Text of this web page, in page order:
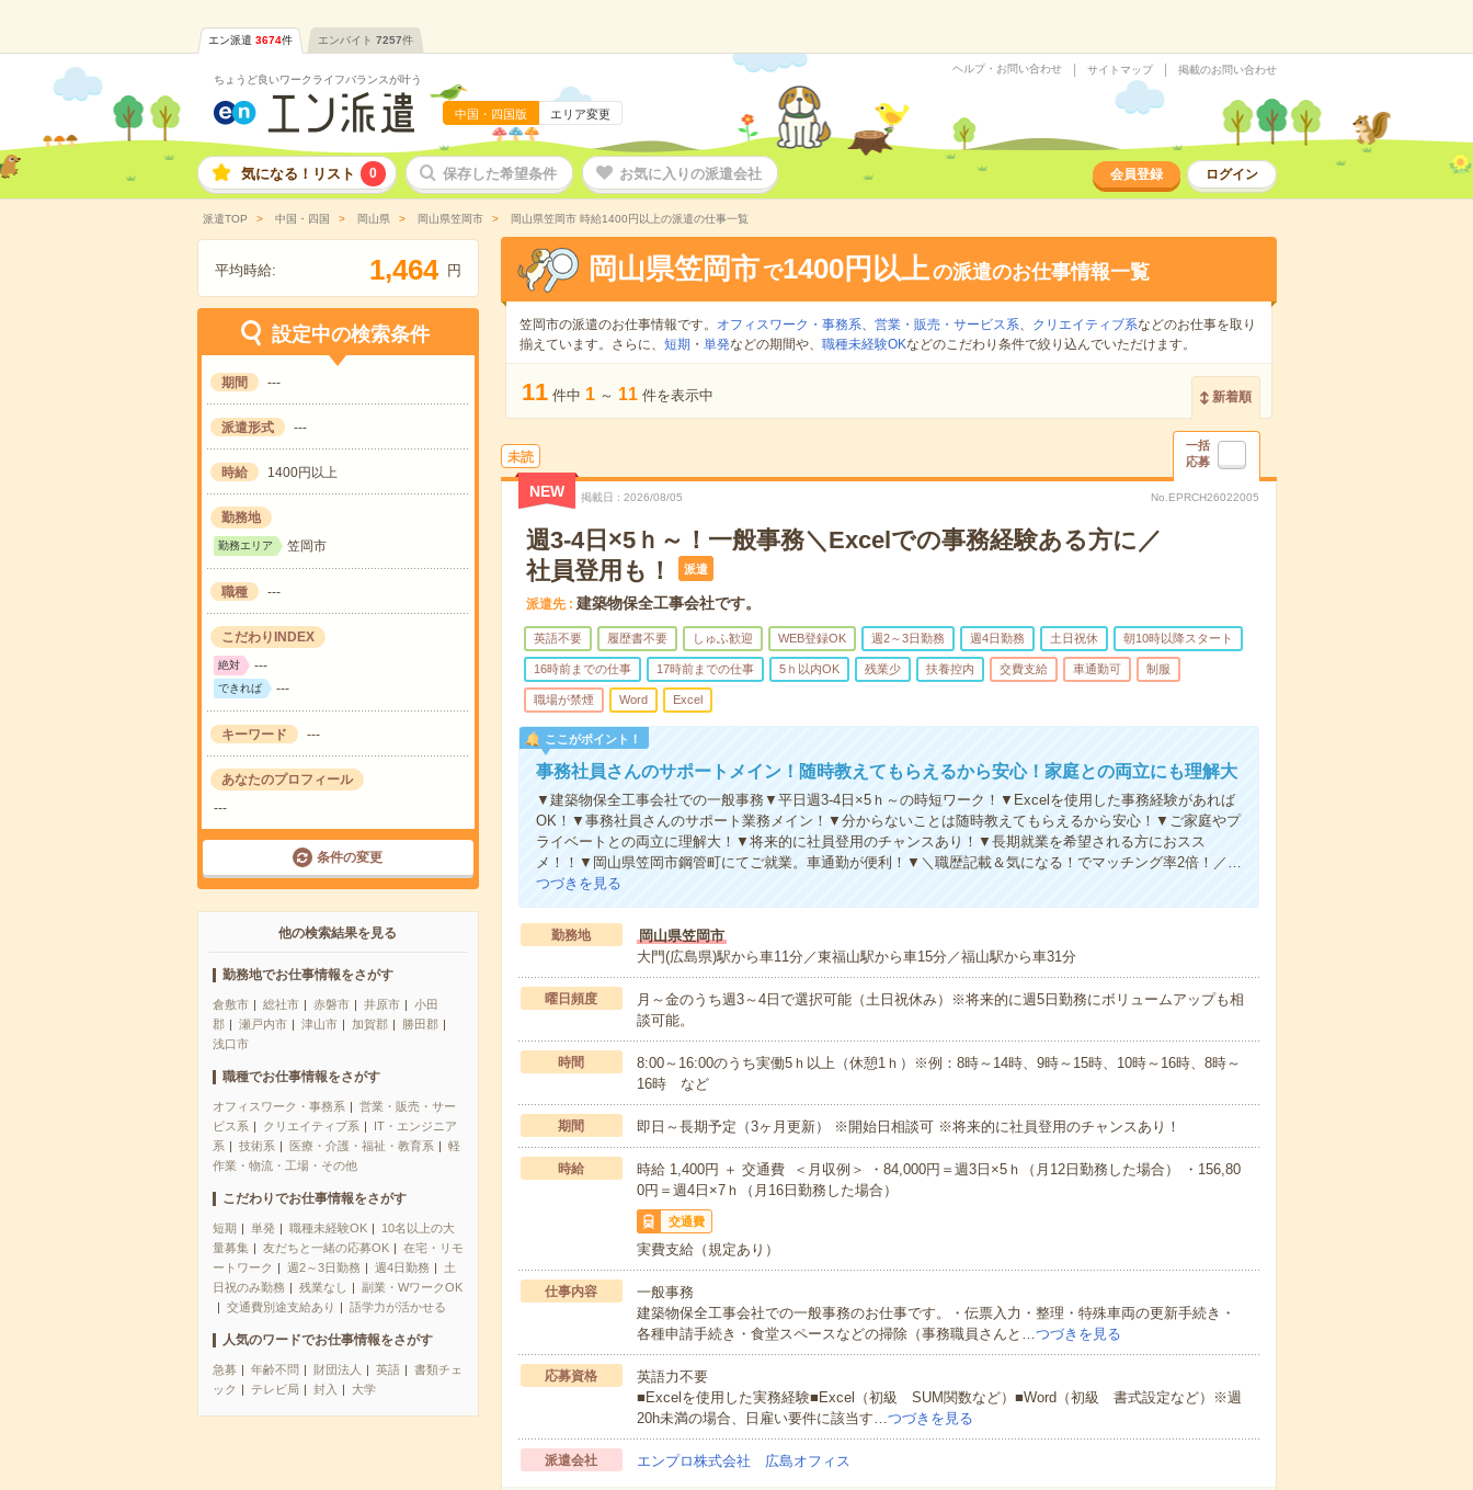
エン派遣 3674件 エンバイト 7257件
ちょうど良いワークライフバランスが叶う
中国・四国版 エリア変更
ヘルプ・お問い合わせ サイトマップ 掲載のお問い合わせ
気になる！リスト 0 保存した希望条件 お気に入りの派遣会社 会員登録 ログイン
派遣TOP 中国・四国 岡山県 岡山県笠岡市 岡山県笠岡市 時給1400円以上の派遣の仕事一覧
平均時給: 1,464 円
設定中の検索条件
期間 ---
派遣形式 ---
時給 1400円以上
勤務地
勤務エリア 笠岡市
職種 ---
こだわりINDEX
絶対 ---
できれば ---
キーワード ---
あなたのプロフィール
---
条件の変更
他の検索結果を見る
勤務地でお仕事情報をさがす
倉敷市 総社市 赤磐市 井原市
小田
郡
瀬戸内市 津山市 加賀郡
勝田郡
浅口市
職種でお仕事情報をさがす
オフィスワーク・事務系
営業・販売・サー
ビス系
クリエイティブ系
IT・エンジニア
系
技術系 医療・介護・福祉・教育系
軽
作業・物流・工場・その他
こだわりでお仕事情報をさがす
短期 単発 職種未経験OK
10名以上の大
量募集
友だちと一緒の応募OK
在宅・リモ
ートワーク
週2～3日勤務 週4日勤務
土
日祝のみ勤務
残業なし
副業・WワークOK
交通費別途支給あり
語学力が活かせる
人気のワードでお仕事情報をさがす
急募 年齢不問 財団法人 英語
書類チェ
ック
テレビ局 封入 大学
岡山県笠岡市 で1400円以上の派遣のお仕事情報一覧
笠岡市の派遣のお仕事情報です。 オフィスワーク・事務系、 営業・販売・サービス系、 クリエイティブ系などのお仕事を取り
揃えています。さらに、 短期 ・ 単発などの期間や、 職種未経験OKなどのこだわり条件で絞り込んでいただけます。
11 件中 1 ～ 11 件を表示中 新着順
未読
一括
応募
NEW 掲載日 2026/08/05 No.EPRCH26022005
週3-4日×5ｈ～！一般事務＼Excelでの事務経験ある方に／
社員登用も！
派遣
派遣先 建築物保全工事会社です。
英語不要 履歴書不要 しゅふ歓迎 WEB登録OK 週2～3日勤務 週4日勤務 土日祝休 朝10時以降スタート
16時前までの仕事 17時前までの仕事 5ｈ以内OK 残業少 扶養控内 交費支給 車通勤可 制服
職場が禁煙 Word Excel
ここがポイント！
事務社員さんのサポートメイン！随時教えてもらえるから安心！家庭との両立にも理解大
▼建築物保全工事会社での一般事務▼平日週3-4日×5ｈ～の時短ワーク！▼Excelを使用した事務経験があれば
OK！▼事務社員さんのサポート業務メイン！▼分からないことは随時教えてもらえるから安心！▼ご家庭やプ
ライベートとの両立に理解大！▼将来的に社員登用のチャンスあり！▼長期就業を希望される方におスス
メ！！▼岡山県笠岡市鋼管町にてご就業。車通勤が便利！▼＼職歴記載＆気になる！でマッチング率2倍！／…
つづきを見る
勤務地
岡山県笠岡市
大門(広島県)駅から車11分／東福山駅から車15分／福山駅から車31分
曜日頻度
月～金のうち週3～4日で選択可能（土日祝休み）※将来的に週5日勤務にボリュームアップも相
談可能。
時間
8:00～16:00のうち実働5ｈ以上（休憩1ｈ）※例：8時～14時、9時～15時、10時～16時、8時～
16時 など
期間 即日～長期予定（3ヶ月更新） ※開始日相談可 ※将来的に社員登用のチャンスあり！
時給
時給 1,400円 ＋ 交通費 ＜月収例＞ ・84,000円＝週3日×5ｈ（月12日勤務した場合） ・156,80
0円＝週4日×7ｈ（月16日勤務した場合）
交通費
実費支給（規定あり）
仕事内容
一般事務
建築物保全工事会社での一般事務のお仕事です。・伝票入力・整理・特殊車両の更新手続き・
各種申請手続き・食堂スペースなどの掃除（事務職員さんと…つづきを見る
応募資格
英語力不要
■Excelを使用した実務経験■Excel（初級 SUM関数など）■Word（初級 書式設定など）※週
20h未満の場合、日雇い要件に該当す…つづきを見る
派遣会社 エンプロ株式会社 広島オフィス